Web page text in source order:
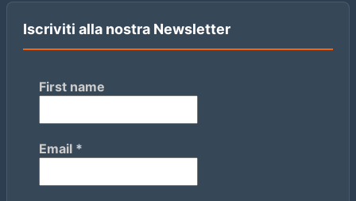
Iscriviti alla nostra Newsletter
First name
Email *